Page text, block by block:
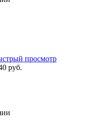
просмотр
руб.